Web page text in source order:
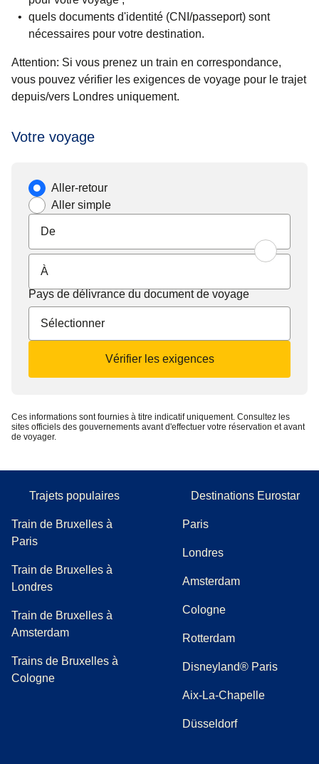
quels documents d'identité (CNI/passeport) sont
nécessaires pour votre destination.
Attention: Si vous prenez un train en correspondance,
vous pouvez vérifier les exigences de voyage pour le trajet
depuis/vers Londres uniquement.
Votre voyage
Type de voyage
Aller-retour
Aller simple
Pays de délivrance du document de voyage
Vérifier les exigences
Ces informations sont fournies à titre indicatif uniquement. Consultez les
sites officiels des gouvernements avant d'effectuer votre réservation et avant
de voyager.
Trajets populaires
Train de Bruxelles à
Paris
Train de Bruxelles à
Londres
Train de Bruxelles à
Amsterdam
Trains de Bruxelles à
Cologne
Destinations Eurostar
Paris
Londres
Amsterdam
Cologne
Rotterdam
Disneyland® Paris
Aix-La-Chapelle
Düsseldorf